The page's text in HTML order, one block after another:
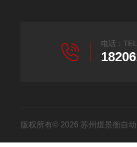
电话：TEL
版权所有© 2026 苏州煜景衡自